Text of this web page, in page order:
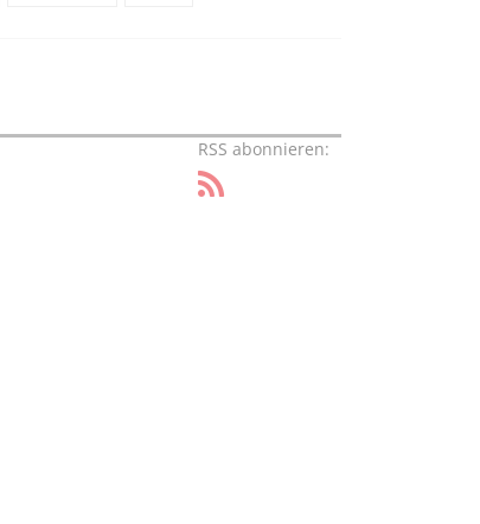
RSS abonnieren: